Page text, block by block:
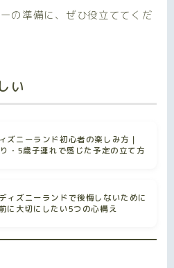
の準備に、ぜひ役立ててくだ
い
ズニーランド初心者の楽しみ方｜
・5歳子連れで感じた予定の立て方
ィズニーランドで後悔しないために
に大切にしたい5つの心構え